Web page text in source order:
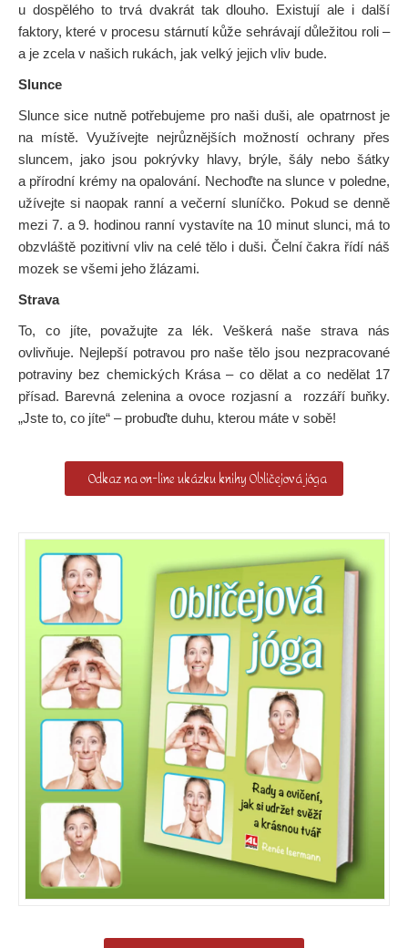
u dospělého to trvá dvakrát tak dlouho. Existují ale i další
faktory, které v procesu stárnutí kůže sehrávají důležitou roli –
a je zcela v našich rukách, jak velký jejich vliv bude.
Slunce
Slunce sice nutně potřebujeme pro naši duši, ale opatrnost je
na místě. Využívejte nejrůznějších možností ochrany přes
sluncem, jako jsou pokrývky hlavy, brýle, šály nebo šátky
a přírodní krémy na opalování. Nechoďte na slunce v poledne,
užívejte si naopak ranní a večerní sluníčko. Pokud se denně
mezi 7. a 9. hodinou ranní vystavíte na 10 minut slunci, má to
obzvláště pozitivní vliv na celé tělo i duši. Čelní čakra řídí náš
mozek se všemi jeho žlázami.
Strava
To, co jíte, považujte za lék. Veškerá naše strava nás
ovlivňuje. Nejlepší potravou pro naše tělo jsou nezpracované
potraviny bez chemických Krása – co dělat a co nedělat 17
přísad. Barevná zelenina a ovoce rozjasní a rozzáří buňky.
„Jste to, co jíte“ – probuďte duhu, kterou máte v sobě!
Odkaz na on-line ukázku knihy Obličejová jóga